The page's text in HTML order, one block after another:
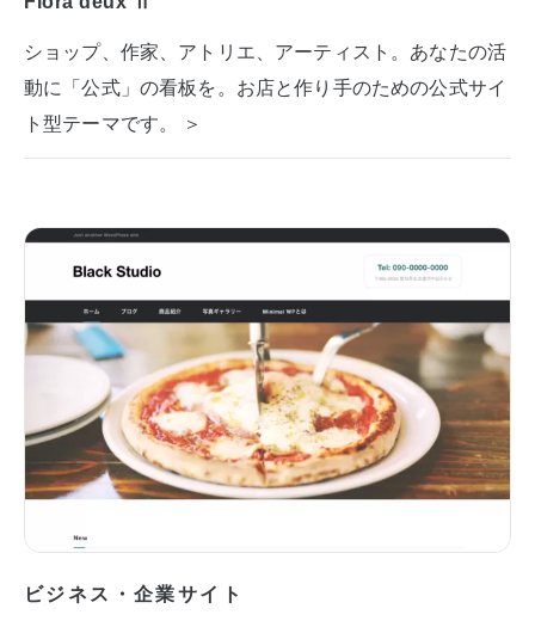
ショップ、作家、アトリエ、アーティスト。あなたの活
動に「公式」の看板を。お店と作り手のための公式サイ
ト型テーマです。 ＞
ビジネス・企業サイト